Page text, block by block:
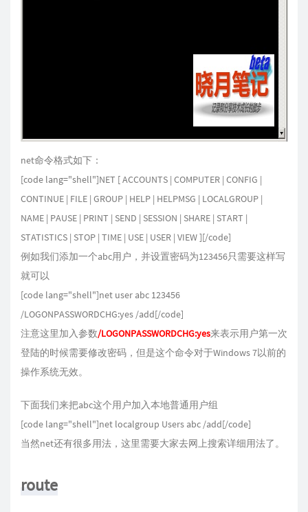
net命令格式如下：
[code lang="shell"]NET [ ACCOUNTS | COMPUTER | CONFIG |
CONTINUE | FILE | GROUP | HELP | HELPMSG | LOCALGROUP |
NAME | PAUSE | PRINT | SEND | SESSION | SHARE | START |
STATISTICS | STOP | TIME | USE | USER | VIEW ][/code]
例如我们添加一个abc用户，并设置密码为123456只需要这样写
就可以
[code lang="shell"]net user abc 123456
/LOGONPASSWORDCHG:yes /add[/code]
注意这里加入参数/LOGONPASSWORDCHG:yes来表示用户第一次
登陆的时候需要修改密码，但是这个命令对于Windows 7以前的
操作系统无效。
下面我们来把abc这个用户加入本地普通用户组
[code lang="shell"]net localgroup Users abc /add[/code]
当然net还有很多用法，这里需要大家去网上搜索详细用法了。
route